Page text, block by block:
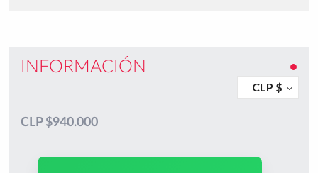
INFORMACIÓN
CLP $
CLP $940.000